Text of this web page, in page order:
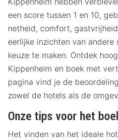
een score tussen 1 en 10,
netheid, comfort,
eerlijke inzichten van
keuze te maken. Ontdek
Kippenheim en boek met
pagina vind je de
zowel de hotels als de
Onze tips voor het
Het vinden van het ideale